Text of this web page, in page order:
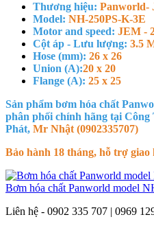
Thương hiệu: Panworld-
Model: NH-250PS-K-3E
Motor and speed: JEM -
Cột áp - Lưu lượng: 3.5
Hose (mm): 26 x 26
Union (A):20 x 20
Flange (A): 25 x 25
Sản phẩm bơm hóa chất
phân phối chính hãng tại
Phát, Mr Nhật (0902335707)
Bảo hành 18 tháng, hỗ trợ giao
Bơm hóa chất Panworld model
Liên hệ - 0902 335 707 | 0969